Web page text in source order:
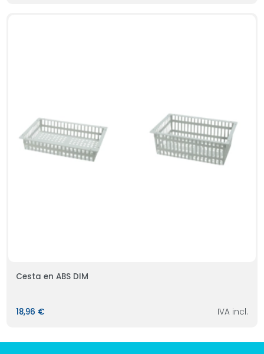
Cesta en ABS DIM
18,96 € IVA incl.